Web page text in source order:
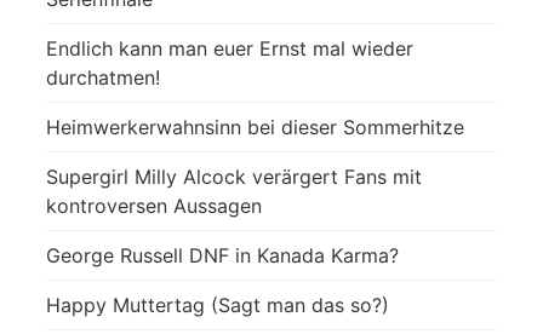
Endlich kann man euer Ernst mal wieder
durchatmen!
Heimwerkerwahnsinn bei dieser Sommerhitze
Supergirl Milly Alcock verärgert Fans mit
kontroversen Aussagen
George Russell DNF in Kanada Karma?
Happy Muttertag (Sagt man das so?)